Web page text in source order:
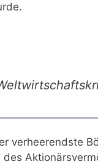
verheerendste